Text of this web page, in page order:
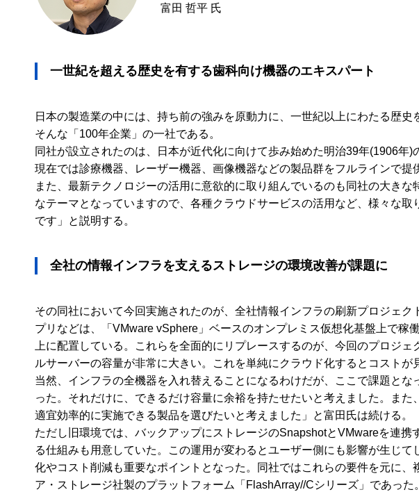
富田 哲平 氏
一世紀を超える歴史を有する歯科向け機器のエキスパート
日本の製造業の中には、持ち前の強みを原動力に、一世紀以上にわたる歴
そんな「100年企業」の一社である。
同社が設立されたのは、日本が近代化に向けて歩み始めた明治39年(1906年
現在では診療機器、レーザー機器、画像機器などの製品群をフルラインで
また、最新テクノロジーの活用に意欲的に取り組んでいるのも同社の大き
なテーマとなっていますので、各種クラウドサービスの活用など、様々な
です」と説明する。
全社の情報インフラを支えるストレージの環境改善が課題に
その同社において今回実施されたのが、全社情報インフラの刷新プロジェ
プリなどは、「VMware vSphere」ベースのオンプレミス仮想化基盤上で
上に配置している。これらを全面的にリプレースするのが、今回のプロジ
ルサーバーの容量が非常に大きい。これを単純にクラウド化するとコスト
当然、インフラの全機器を入れ替えることになるわけだが、ここで課題と
った。それだけに、できるだけ容量に余裕を持たせたいと考えました。ま
適宜効率的に実施できる製品を選びたいと考えました」と富田氏は続ける。
ただし旧環境では、バックアップにストレージのSnapshotとVMwareを連
る仕組みも用意していた。この運用が変わるとユーザー側にも影響が生じ
化やコスト削減も重要なポイントとなった。同社ではこれらの要件を元に
ア・ストレージ社製のプラットフォーム「FlashArray//Cシリーズ」であった。